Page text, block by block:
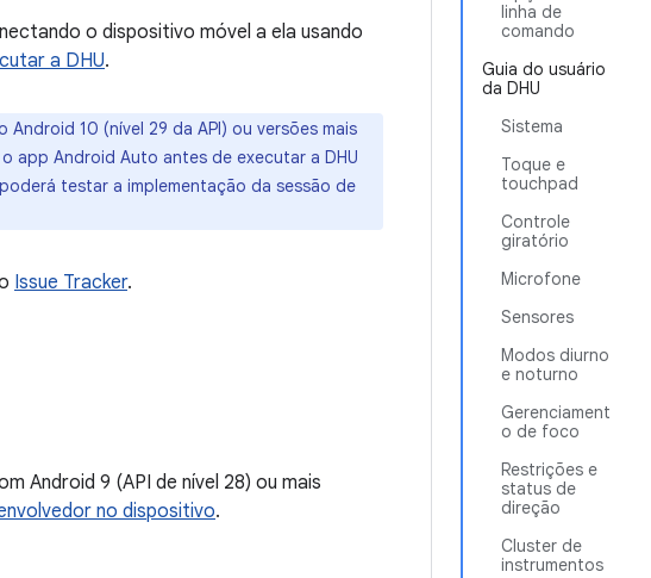
linha de
comando
Guia do usuário
da DHU
Sistema
Toque e
touchpad
Controle
giratório
Microfone
Sensores
Modos diurno
e noturno
Gerenciament
o de foco
Restrições e
status de
direção
Cluster de
instrumentos
o dispositivo móvel a ela usando
a DHU.
10 (nível 29 da API) ou versões mais
app Android Auto antes de executar a DHU
testar a implementação da sessão de
Issue Tracker.
Android 9 (API de nível 28) ou mais
no dispositivo.